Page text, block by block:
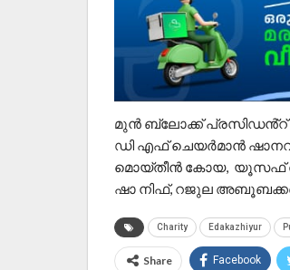
മുൻ ബ്ലോക്ക് പ്രസിഡൻ്റ്
ഡി എഫ് ചെയർമാൻ
മൊയ്തീൻ കോയ, യൂസഫ്
ഷാ നിഫ്, റജുല അബൂബക്കർ
Charity Edakazhiyur
Share Facebook